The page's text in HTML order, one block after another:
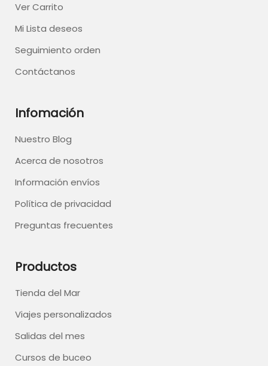
Ver Carrito
Mi Lista deseos
Seguimiento orden
Contáctanos
Infomación
Nuestro Blog
Acerca de nosotros
Información envíos
Política de privacidad
Preguntas frecuentes
Productos
Tienda del Mar
Viajes personalizados
Salidas del mes
Cursos de buceo